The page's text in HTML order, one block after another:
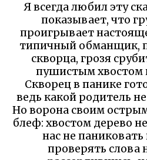
Я всегда любил эту
показывает, что
проигрывает
типичный обманщик,
скворца, грозя
пушистым хвостом
Скворец в панике
ведь какой родитель
Но ворона своим
блеф: хвостом дерево
нас не паниковать
проверять слова